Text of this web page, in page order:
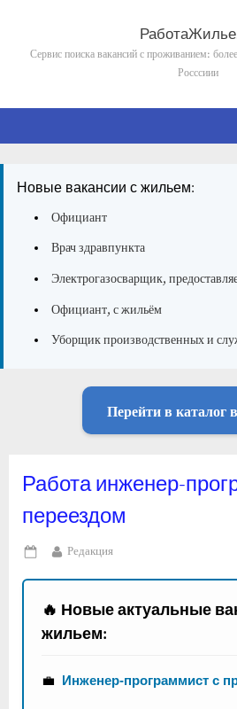
contentСервис поиска вакансий с проживанием:
Росссиии
Новые вакансии с жильем:
Официант
Врач здравпункта
Электрогазосварщик,
Официант, с жильём
Уборщик производственных и
Перейти в каталог
Работа инженер-
переездом
Posted
on
By
Редакция
🔥 Новые актуальные
жильем:
💼 Инженер-программист с